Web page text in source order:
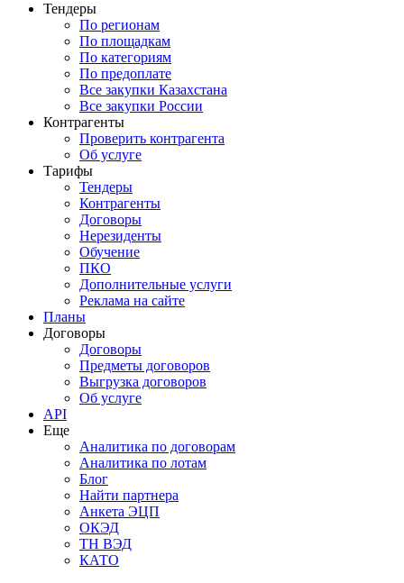
Тендеры
По регионам
По площадкам
По категориям
По предоплате
Все закупки Казахстана
Все закупки России
Контрагенты
Проверить контрагента
Об услуге
Тарифы
Тендеры
Контрагенты
Договоры
Нерезиденты
Обучение
ПКО
Дополнительные услуги
Реклама на сайте
Планы
Договоры
Договоры
Предметы договоров
Выгрузка договоров
Об услуге
API
Еще
Аналитика по договорам
Аналитика по лотам
Блог
Найти партнера
Анкета ЭЦП
ОКЭД
ТН ВЭД
КАТО